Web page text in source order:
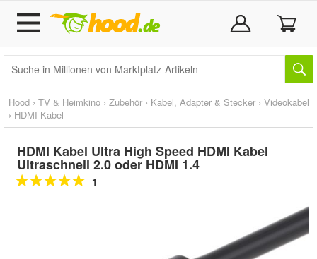
Hood › TV & Heimkino › Zubehör › Kabel, Adapter & Stecker › Videokabel
› HDMI-Kabel
HDMI Kabel Ultra High Speed HDMI Kabel
Ultraschnell 2.0 oder HDMI 1.4
1